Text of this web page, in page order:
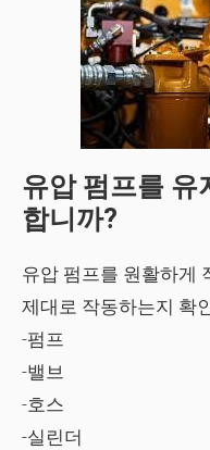
유압 펌프를 유
합니까?
유압 펌프를 원활하게
제대로 작동하는지 확
-펌프
-밸브
-호스
-실린더